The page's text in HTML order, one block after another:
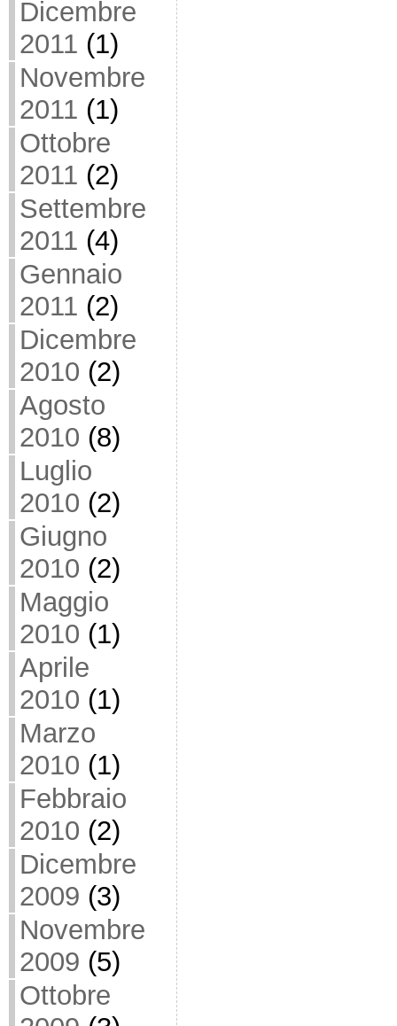
Dicembre
2011 (1)
Novembre
2011 (1)
Ottobre
2011 (2)
Settembre
2011 (4)
Gennaio
2011 (2)
Dicembre
2010 (2)
Agosto
2010 (8)
Luglio
2010 (2)
Giugno
2010 (2)
Maggio
2010 (1)
Aprile
2010 (1)
Marzo
2010 (1)
Febbraio
2010 (2)
Dicembre
2009 (3)
Novembre
2009 (5)
Ottobre